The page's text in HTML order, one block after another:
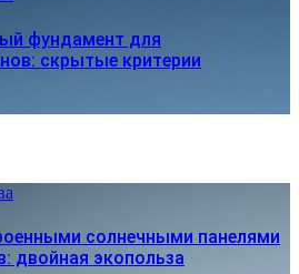
фундамент для
скрытые критерии
солнечными панелями
двойная экопольза